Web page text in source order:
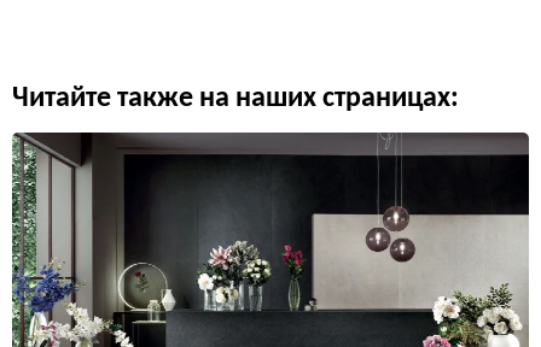
Читайте также на наших страницах: